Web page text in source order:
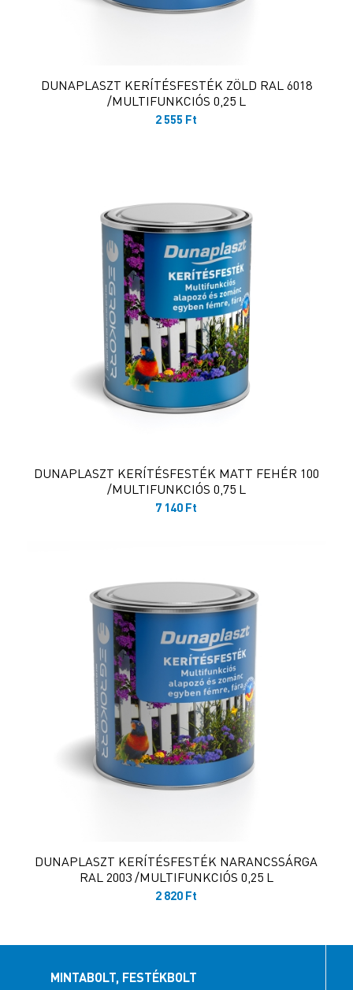
DUNAPLASZT KERÍTÉSFESTÉK ZÖLD RAL 6018
/MULTIFUNKCIÓS 0,25 L
2 555 Ft
DUNAPLASZT KERÍTÉSFESTÉK MATT FEHÉR 100
/MULTIFUNKCIÓS 0,75 L
7 140 Ft
DUNAPLASZT KERÍTÉSFESTÉK NARANCSSÁRGA
RAL 2003 /MULTIFUNKCIÓS 0,25 L
2 820 Ft
MINTABOLT, FESTÉKBOLT